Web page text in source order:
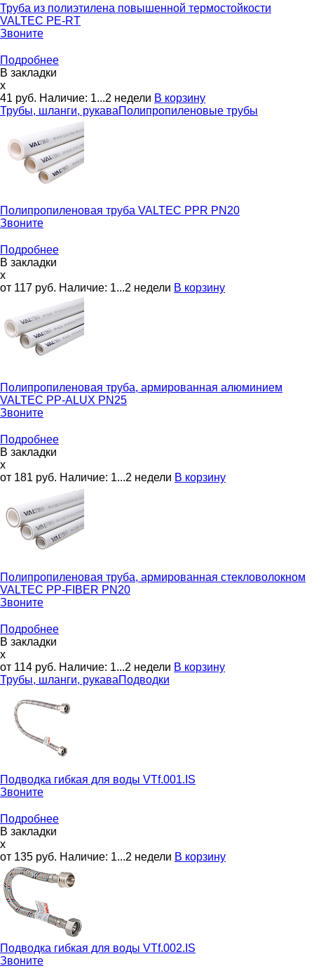
Труба из полиэтилена повышенной термостойкости
VALTEC PE-RT
Звоните
Подробнее
В закладки
x
41 руб. Наличие: 1...2 недели В корзину
Трубы, шланги, рукаваПолипропиленовые трубы
Полипропиленовая труба VALTEC PPR PN20
Звоните
Подробнее
В закладки
x
от 117 руб. Наличие: 1...2 недели В корзину
Полипропиленовая труба, армированная алюминием
VALTEC PP-ALUX PN25
Звоните
Подробнее
В закладки
x
от 181 руб. Наличие: 1...2 недели В корзину
Полипропиленовая труба, армированная стекловолокном
VALTEC PP-FIBER PN20
Звоните
Подробнее
В закладки
x
от 114 руб. Наличие: 1...2 недели В корзину
Трубы, шланги, рукаваПодводки
Подводка гибкая для воды VTf.001.IS
Звоните
Подробнее
В закладки
x
от 135 руб. Наличие: 1...2 недели В корзину
Подводка гибкая для воды VTf.002.IS
Звоните